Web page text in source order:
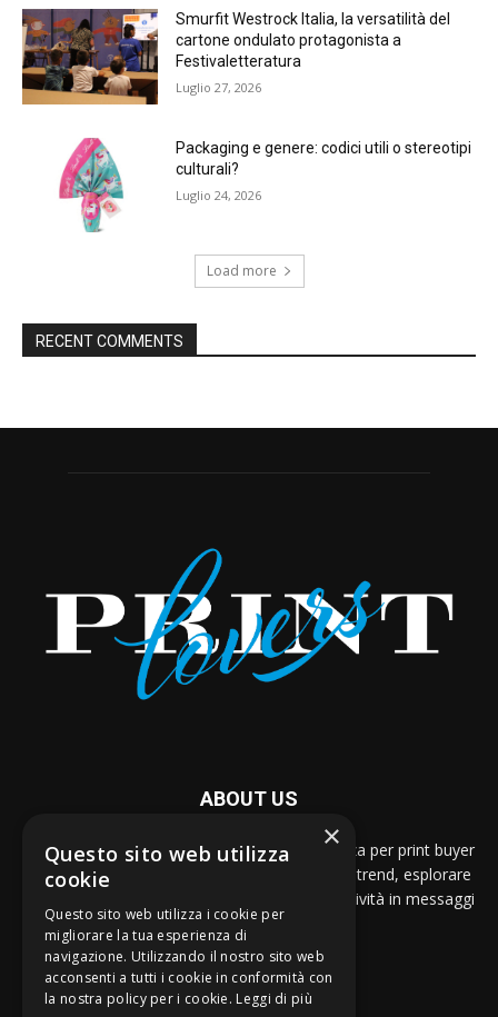
Smurfit Westrock Italia, la versatilità del
cartone ondulato protagonista a
Festivaletteratura
Luglio 27, 2026
Packaging e genere: codici utili o stereotipi
culturali?
Luglio 24, 2026
Load more
RECENT COMMENTS
ABOUT US
Dal 2005, PRINTlovers è la guida per eccellenza per print buyer
e designer che vogliono restare al passo con i trend, esplorare
nuove possibilità espressive e tradurre la creatività in messaggi
stampati di impatto.
Contattaci:print@strategogroup.net
×
Questo sito web utilizza
cookie
Questo sito web utilizza i cookie per
migliorare la tua esperienza di
navigazione. Utilizzando il nostro sito web
acconsenti a tutti i cookie in conformità con
la nostra policy per i cookie. Leggi di più